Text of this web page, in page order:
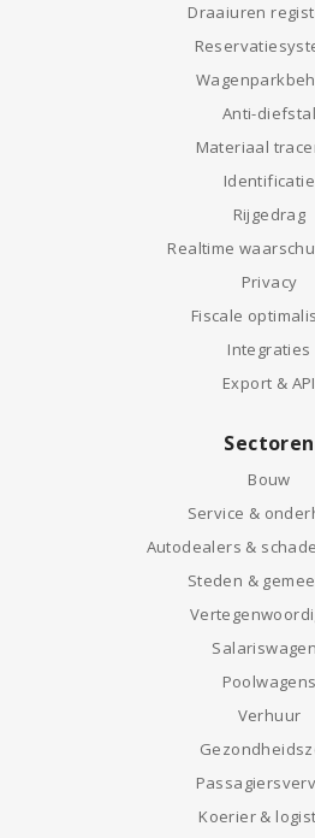
Draaiuren
Anti-diefstal
Materiaal
Identificatie
Rijgedrag
Realtime
Privacy
Fiscale
Integraties
Export & API
Sectoren
Bouw
Service &
Autodealers &
Steden &
Poolwagens
Verhuur
Koerier &